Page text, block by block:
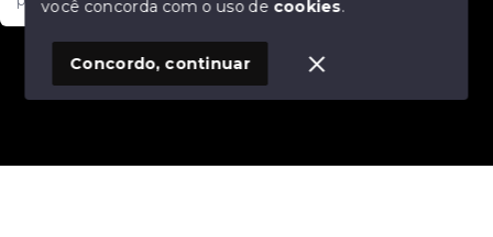
© Copyright 2026 - JDF NEGOCIOS IMOBILIARIOS -
SITE PARA IMOBILIARIA
você concorda com o uso de cookies.
Concordo, continuar